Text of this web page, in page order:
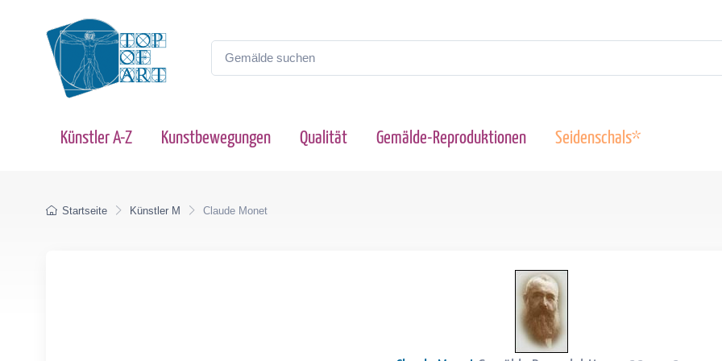
Künstler A-Z Kunstbewegungen Qualität Gemälde-Reproduktionen Seidenschals*
Startseite Künstler M Claude Monet